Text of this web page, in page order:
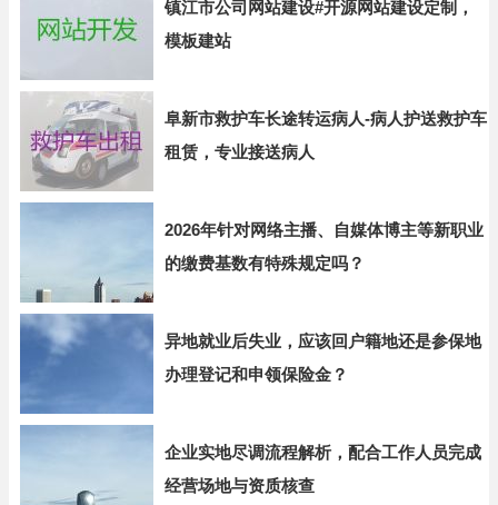
镇江市公司网站建设#开源网站建设定制，
模板建站
阜新市救护车长途转运病人-病人护送救护车
租赁，专业接送病人
2026年针对网络主播、自媒体博主等新职业
的缴费基数有特殊规定吗？
异地就业后失业，应该回户籍地还是参保地
办理登记和申领保险金？
企业实地尽调流程解析，配合工作人员完成
经营场地与资质核查